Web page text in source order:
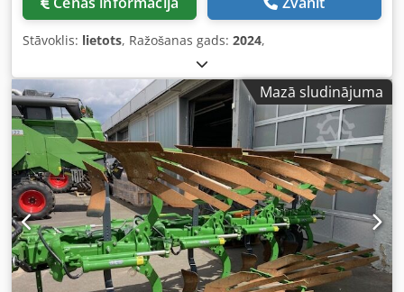
Stāvoklis: lietots, Ražošanas gads: 2024,
Mazā sludinājuma